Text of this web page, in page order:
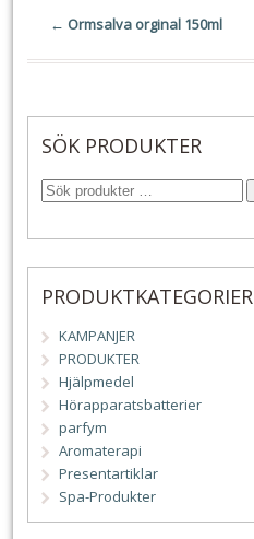
← Ormsalva orginal 150ml
SÖK PRODUKTER
PRODUKTKATEGORIER
KAMPANJER
PRODUKTER
Hjälpmedel
Hörapparatsbatterier
parfym
Aromaterapi
Presentartiklar
Spa-Produkter